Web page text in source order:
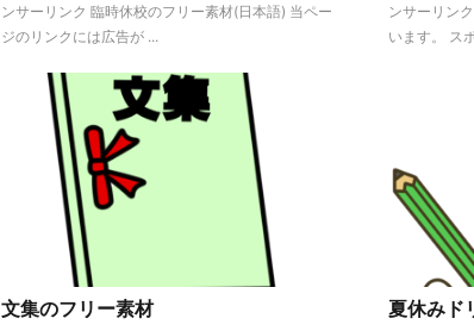
ンサーリンク 臨時休校のフリー素材(日本語) 当ペー
ジのリンクには広告が ...
ンサーリン
います。 ス
文集のフリー素材 夏休みド